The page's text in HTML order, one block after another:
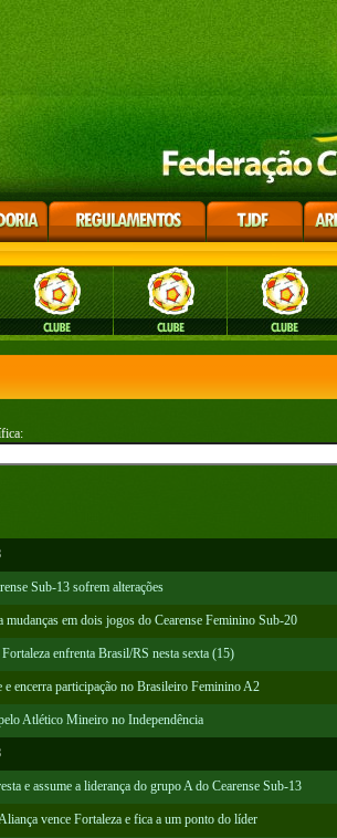
Sub-13 sofrem alterações
em dois jogos do Cearense Feminino Sub-20
enfrenta Brasil/RS nesta sexta (15)
e encerra participação no Brasileiro Feminino A2
Atlético Mineiro no Independência
e assume a liderança do grupo A do Cearense Sub-13
vence Fortaleza e fica a um ponto do líder